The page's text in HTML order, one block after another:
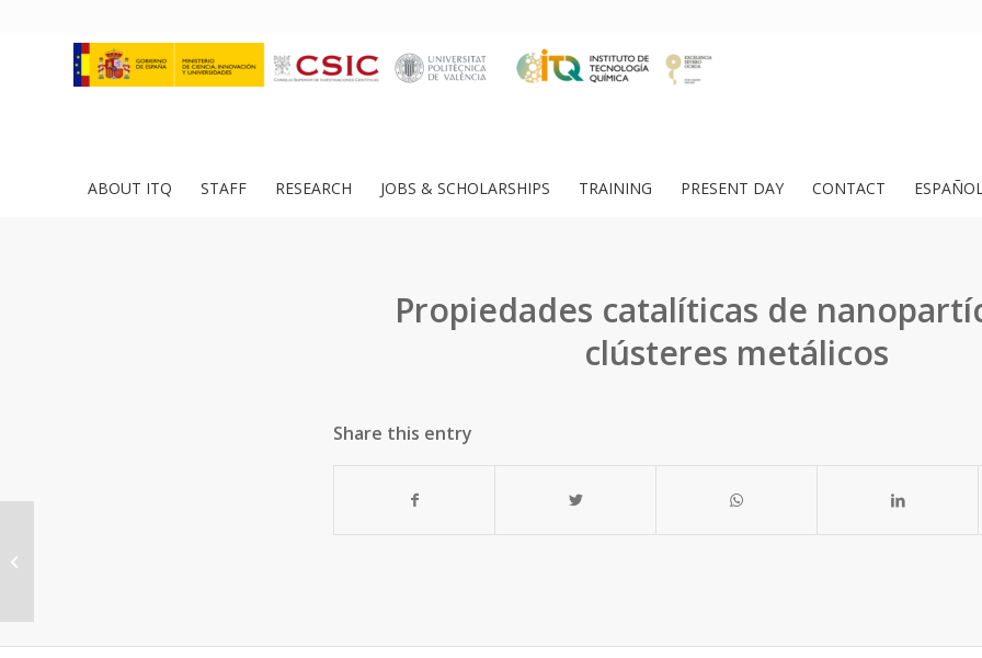
ABOUT ITQ STAFF RESEARCH JOBS & SCHOLARSHIPS TRAINING PRESENT DAY CONTACT
Propiedades catalíticas de
clústeres metálicos
Share this entry